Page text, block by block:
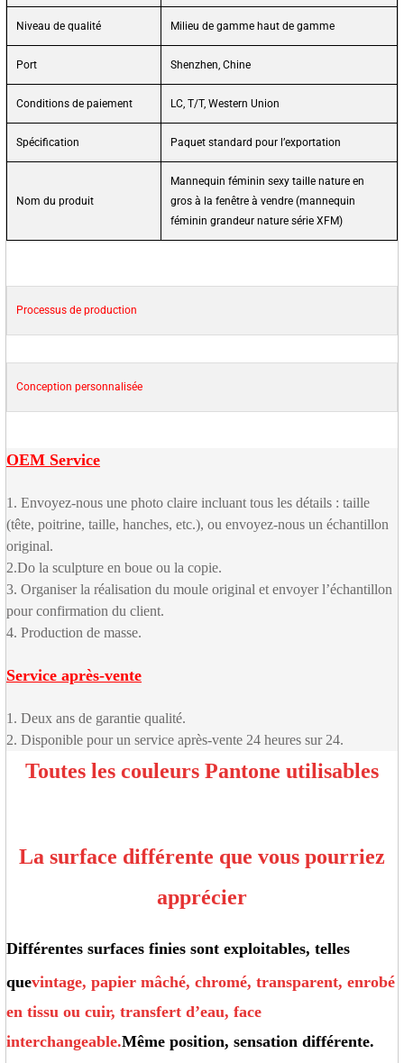
Niveau de qualité Milieu de gamme haut de gamme
Port Shenzhen, Chine
Conditions de paiement LC, T/T, Western Union
Spécification Paquet standard pour l’exportation
Nom du produit
Mannequin féminin sexy taille nature en
gros à la fenêtre à vendre (mannequin
féminin grandeur nature série XFM)
Processus de production
Conception personnalisée
OEM Service
1. Envoyez-nous une photo claire incluant tous les détails : taille
(tête, poitrine, taille, hanches, etc.), ou envoyez-nous un échantillon
original.
2.Do la sculpture en boue ou la copie.
3. Organiser la réalisation du moule original et envoyer l’échantillon
pour confirmation du client.
4. Production de masse.
Service après-vente
1. Deux ans de garantie qualité.
2. Disponible pour un service après-vente 24 heures sur 24.
Toutes les couleurs Pantone utilisables
La surface différente que vous pourriez
apprécier
Différentes surfaces finies sont exploitables, telles
quevintage, papier mâché, chromé, transparent, enrobé
en tissu ou cuir, transfert d’eau, face
interchangeable.Même position, sensation différente.